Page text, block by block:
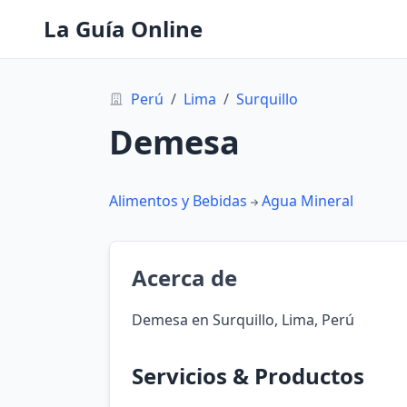
La Guía Online
Perú / Lima / Surquillo
Demesa
Alimentos y Bebidas Agua Mineral
Acerca de
Demesa en Surquillo, Lima, Perú
Servicios & Productos